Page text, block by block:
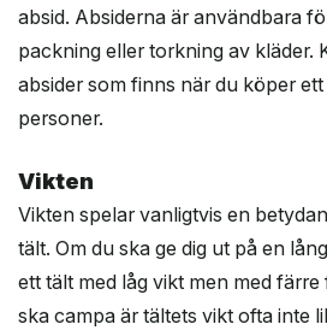
absid. Absiderna är användbara
packning eller torkning av kläder.
absider som finns när du köper
personer.
Vikten
Vikten spelar vanligtvis en
tält. Om du ska ge dig ut på en
ett tält med låg vikt men med
ska campa är tältets vikt ofta inte